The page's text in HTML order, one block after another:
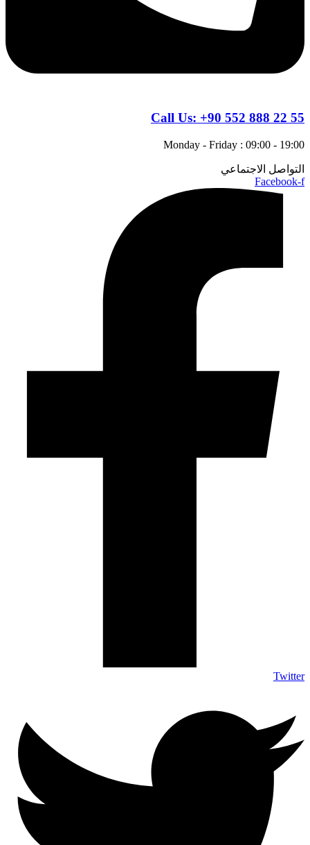
Call Us: +90 552 888 22 55
Monday - Friday : 09:00 - 19:00
التواصل الاجتماعي
Facebook-f
Twitter